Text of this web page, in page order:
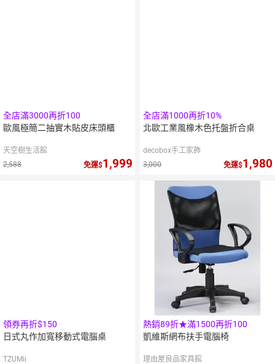
全店滿3000再折100
歐風極簡二抽實木貼皮床頭櫃
天空樹生活館
2,588
免運 1,999
全店滿1000再折10%
北歐工業風橡木色托盤折合桌
decobox手工家飾
3,000
免運 1,980
領券再折$150
日式丸作加寬移動式電腦桌
TZUMii
熱銷89折★滿1500再折100
凱維斯網布扶手電腦椅
理由屋良品家具館